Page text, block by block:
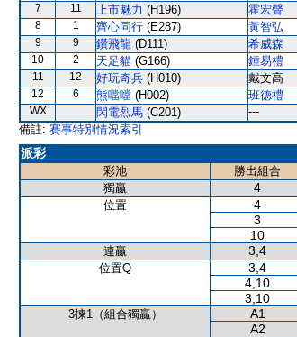
7
11 上市魅力 (H196) 霍宏聲
8
1 齊心同行 (E287) 黃智弘
9
9 鑽飛龍 (D111) 希威森
10
2 天足貓 (G166) 鍾易禮
11
12 好玩奇兵 (H010) 戴文高
12
6 熊噹噹 (H002) 班德禮
WX
閃電烈馬 (C201) ---
備註: 賽事特別情況索引
派彩
彩池 勝出組合
獨贏
4
位置 4
3
10
連贏 3,4
位置Q 3,4
4,10
3,10
3揀1（組合獨贏） A1
A2